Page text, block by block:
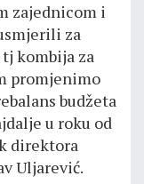
zajednicom i
za
kombija za
promjenimo
budžeta
u roku od
direktora
Uljarević.